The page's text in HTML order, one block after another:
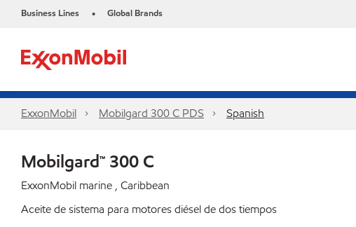
Business Lines • Global Brands
ExxonMobil Mobilgard 300 C PDS Spanish
Mobilgard™ 300 C
ExxonMobil marine , Caribbean
Aceite de sistema para motores diésel de dos tiempos